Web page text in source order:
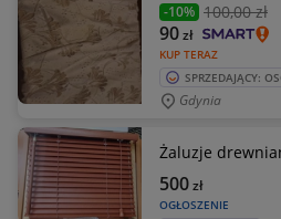
-10% 100,00 zł
KUP TERAZ
90zł
SPRZEDAJĄCY:
Gdynia
Żaluzje
OGŁOSZENIE
500zł